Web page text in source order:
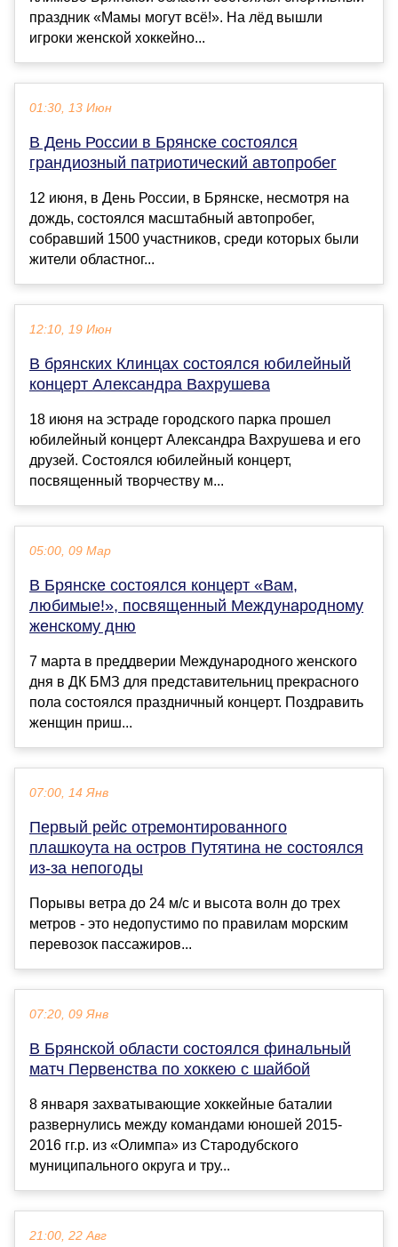
праздник «Мамы могут всё!». На лёд вышли
игроки женской хоккейно...
01:30, 13 Июн
В День России в Брянске состоялся
грандиозный патриотический автопробег
12 июня, в День России, в Брянске, несмотря на
дождь, состоялся масштабный автопробег,
собравший 1500 участников, среди которых были
жители областног...
12:10, 19 Июн
В брянских Клинцах состоялся юбилейный
концерт Александра Вахрушева
18 июня на эстраде городского парка прошел
юбилейный концерт Александра Вахрушева и его
друзей. Состоялся юбилейный концерт,
посвященный творчеству м...
05:00, 09 Мар
В Брянске состоялся концерт «Вам,
любимые!», посвященный Международному
женскому дню
7 марта в преддверии Международного женского
дня в ДК БМЗ для представительниц прекрасного
пола состоялся праздничный концерт. Поздравить
женщин приш...
07:00, 14 Янв
Первый рейс отремонтированного
плашкоута на остров Путятина не состоялся
из-за непогоды
Порывы ветра до 24 м/с и высота волн до трех
метров - это недопустимо по правилам морским
перевозок пассажиров...
07:20, 09 Янв
В Брянской области состоялся финальный
матч Первенства по хоккею с шайбой
8 января захватывающие хоккейные баталии
развернулись между командами юношей 2015-
2016 гг.р. из «Олимпа» из Стародубского
муниципального округа и тру...
21:00, 22 Авг